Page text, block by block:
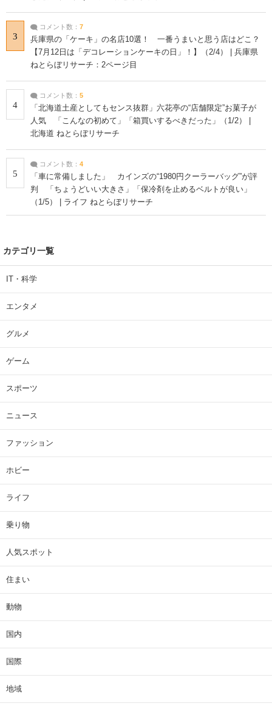
3
コメント数： 7
兵庫県の「ケーキ」の名店10選！ 一番うまいと思う店はどこ？
【7月12日は「デコレーションケーキの日」！】（2/4） | 兵庫県
ねとらぼリサーチ：2ページ目
4
コメント数： 5
「北海道土産としてもセンス抜群」六花亭の“店舗限定”お菓子が
人気 「こんなの初めて」「箱買いするべきだった」（1/2） |
北海道 ねとらぼリサーチ
5
コメント数： 4
「車に常備しました」 カインズの“1980円クーラーバッグ”が評
判 「ちょうどいい大きさ」「保冷剤を止めるベルトが良い」
（1/5） | ライフ ねとらぼリサーチ
カテゴリ一覧
IT・科学
エンタメ
グルメ
ゲーム
スポーツ
ニュース
ファッション
ホビー
ライフ
乗り物
人気スポット
住まい
動物
国内
国際
地域